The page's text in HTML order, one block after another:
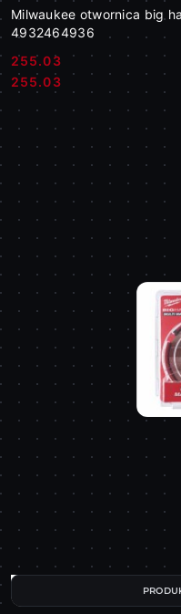
Milwaukee otwornica big
4932464936
Cena:
255.03
Cena:
255.03